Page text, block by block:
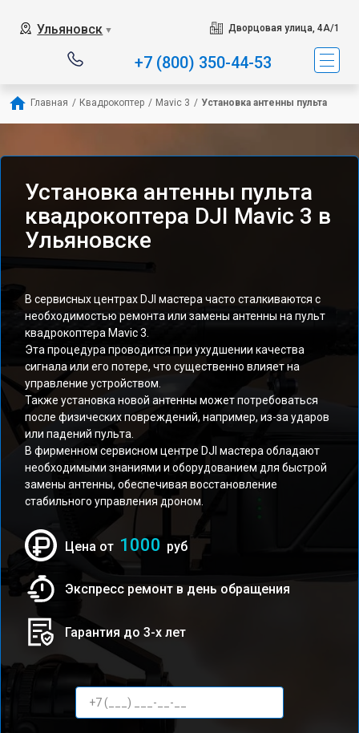
Ульяновск ▼ Дворцовая улица, 4А/1
+7 (800) 350-44-53
Главная / Квадрокоптер / Mavic 3 / Установка антенны пульта
Установка антенны пульта
квадрокоптера DJI Mavic 3 в
Ульяновске
В сервисных центрах DJI мастера часто сталкиваются с
необходимостью ремонта или замены антенны на пульт
квадрокоптера Mavic 3.
Эта процедура проводится при ухудшении качества
сигнала или его потере, что существенно влияет на
управление устройством.
Также установка новой антенны может потребоваться
после физических повреждений, например, из-за ударов
или падений пульта.
В фирменном сервисном центре DJI мастера обладают
необходимыми знаниями и оборудованием для быстрой
замены антенны, обеспечивая восстановление
стабильного управления дроном.
Цена от 1000 руб
Экспресс ремонт в день обращения
Гарантия до 3-х лет